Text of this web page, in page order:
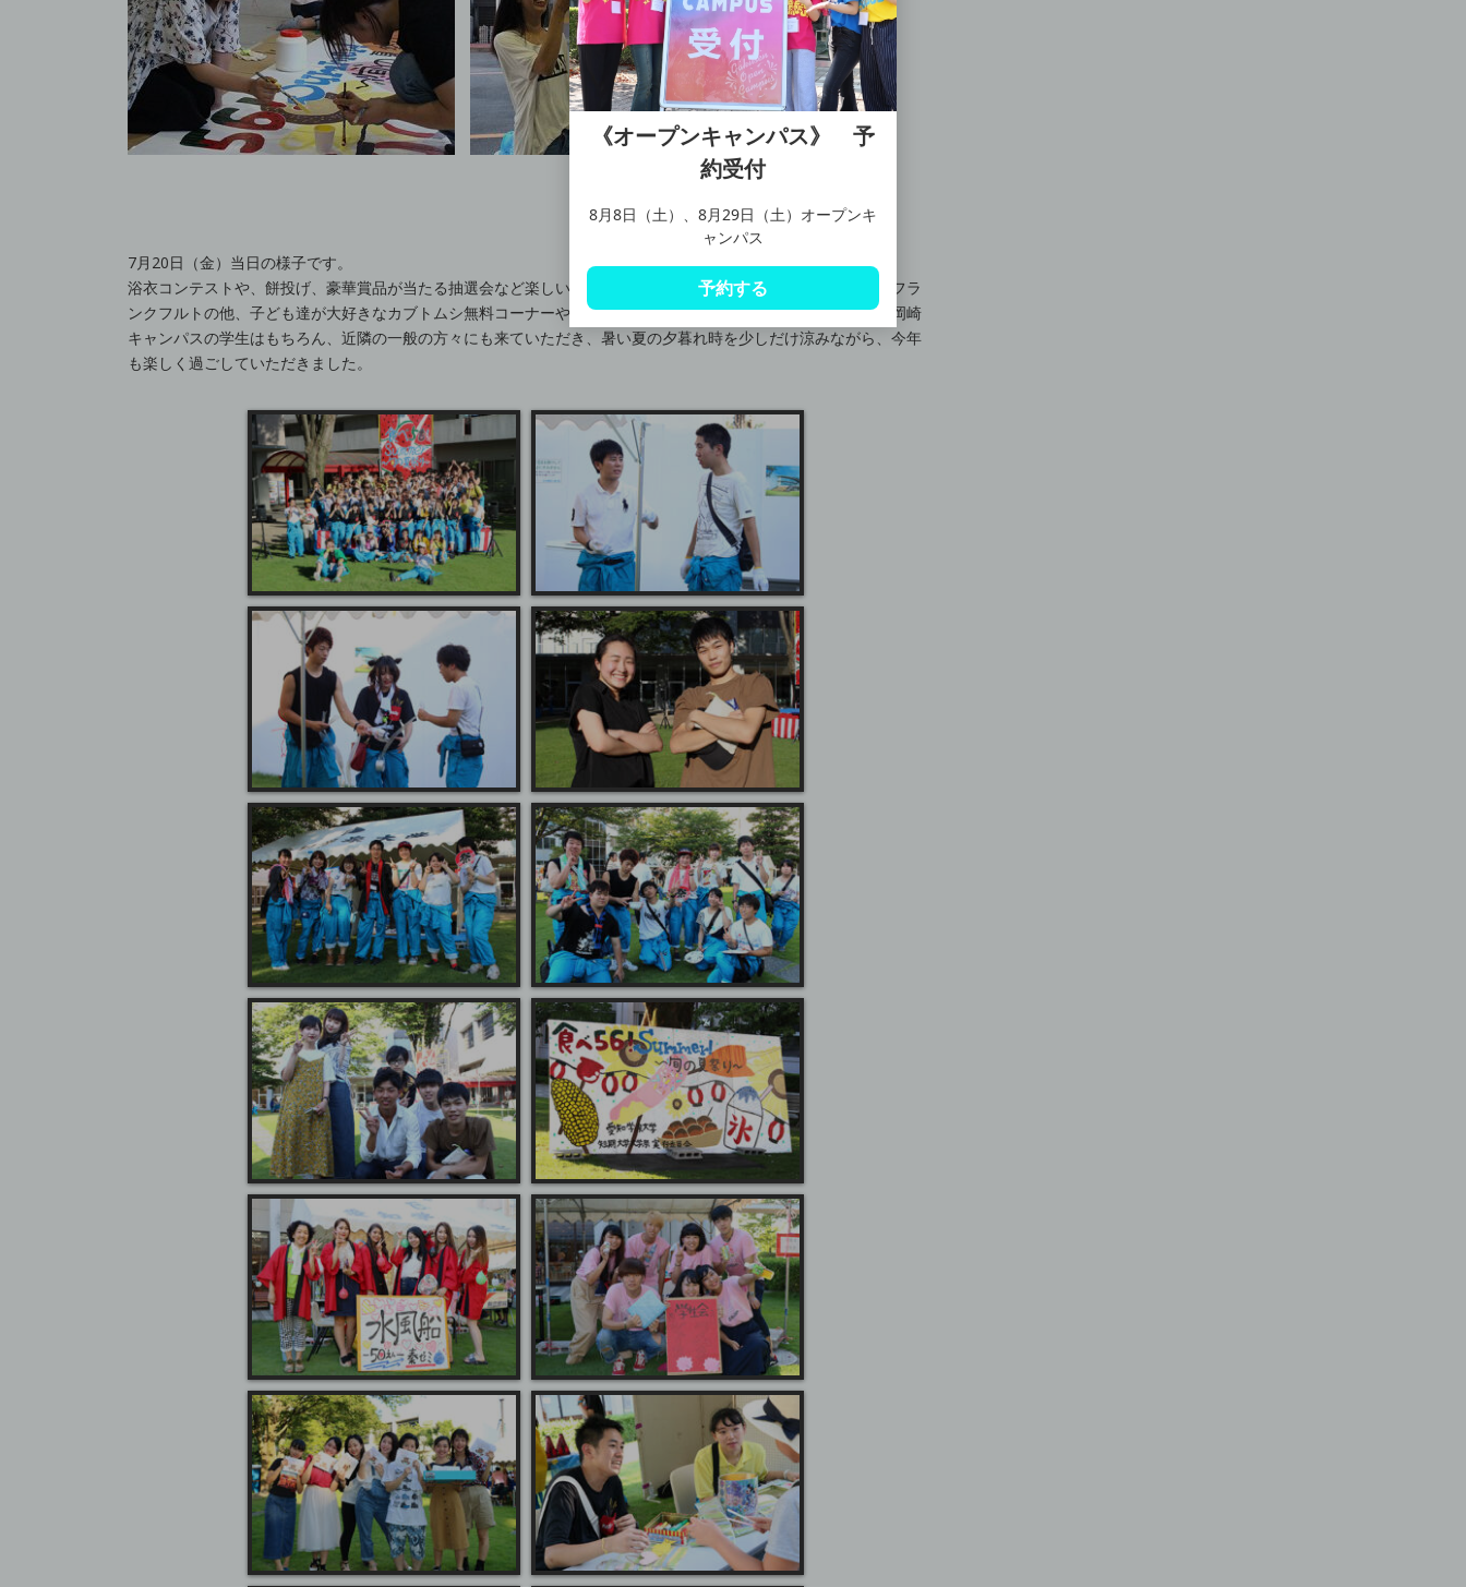
7月20日（金）当日の様子です。
浴衣コンテストや、餅投げ、豪華賞品が当たる抽選会など楽しい企画が満載。模擬店ではわたあめやフラッペ、フラ
ンクフルトの他、子ども達が大好きなカブトムシ無料コーナーや、水風船のコーナーで楽しんでもらいました。岡崎
キャンパスの学生はもちろん、近隣の一般の方々にも来ていただき、暑い夏の夕暮れ時を少しだけ涼みながら、今年
も楽しく過ごしていただきました。
《オープンキャンパス》 予
約受付
8月8日（土）、8月29日（土）オープンキ
ャンパス
予約する